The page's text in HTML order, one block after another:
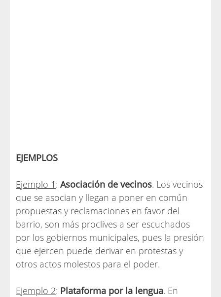
EJEMPLOS
Ejemplo 1 : Asociación de vecinos. Los vecinos
que se asocian y llegan a poner en común
propuestas y reclamaciones en favor del
barrio, son más proclives a ser escuchados
por los gobiernos municipales, pues la presión
que ejercen puede derivar en protestas y
otros actos molestos para el poder.
Ejemplo 2: Plataforma por la lengua. En